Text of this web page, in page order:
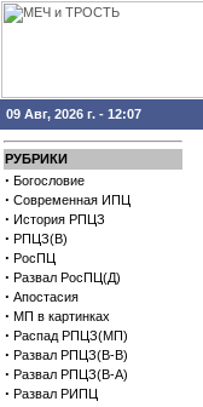
09 Авг, 2026 г. - 12:07
РУБРИКИ
· Богословие
· Современная ИПЦ
· История РПЦЗ
· РПЦЗ(В)
· РосПЦ
· Развал РосПЦ(Д)
· Апостасия
· МП в картинках
· Распад РПЦЗ(МП)
· Развал РПЦЗ(В-В)
· Развал РПЦЗ(В-А)
· Развал РИПЦ